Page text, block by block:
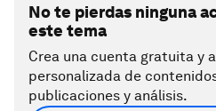
No te pierdas ninguna
este tema
Crea una cuenta gratuita y
personalizada de
publicaciones y análisis.